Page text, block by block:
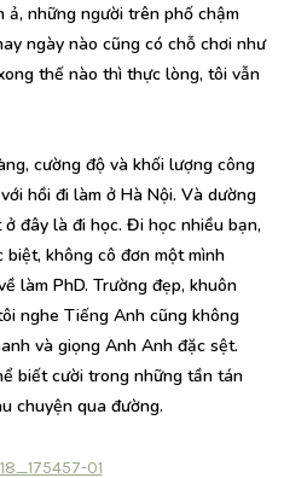
ả, những người trên phố chậm
ngày nào cũng có chỗ chơi như
thế nào thì thực lòng, tôi vẫn
cường độ và khối lượng công
hồi đi làm ở Hà Nội. Và dường
đây là đi học. Đi học nhiều bạn,
không cô đơn một mình
làm PhD. Trường đẹp, khuôn
nghe Tiếng Anh cũng không
và giọng Anh Anh đặc sệt.
biết cười trong những tần tán
chuyện qua đường.